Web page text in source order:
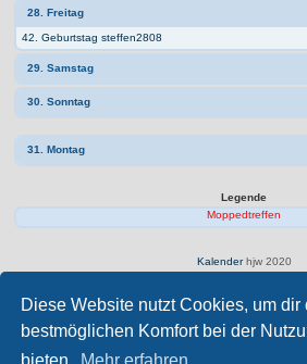
Diese Website nutzt Cookies, um dir
bestmöglichen Komfort bei der
28. Freitag
42. Geburtstag steffen2808
29. Samstag
30. Sonntag
31. Montag
Legende
Moppedtreffen
Kalenderhjw 2020
Foren-Übersicht